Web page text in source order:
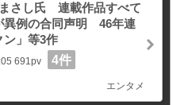
さし氏 連載作品すべて
例の合同声明 46年連
ン」等3作
691pv 4件
エンタメ